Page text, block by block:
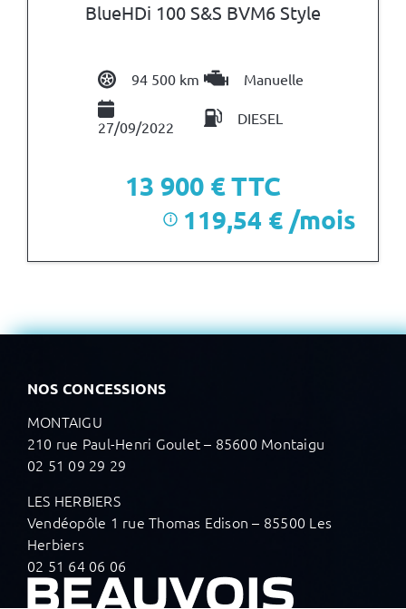
BlueHDi 100 S&S BVM6 Style
94 500 km Manuelle
27/09/2022 DIESEL
13 900 € TTC
i 119,54 € /mois
NOS CONCESSIONS
MONTAIGU
210 rue Paul-Henri Goulet – 85600 Montaigu
02 51 09 29 29
LES HERBIERS
Vendéopôle 1 rue Thomas Edison – 85500 Les
Herbiers
02 51 64 06 06